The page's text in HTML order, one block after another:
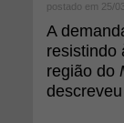
postado em 25/
A
resistindo
região do